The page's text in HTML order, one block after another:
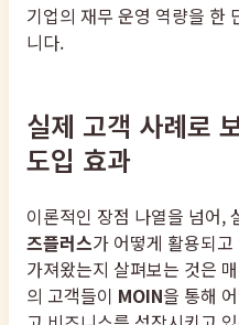
기업의 재무 운영 역량을 한
니다.
실제 고객 사례로
도입 효과
이론적인 장점 나열을 넘어,
즈플러스가 어떻게 활용되
가져왔는지 살펴보는 것은
의 고객들이 MOIN을 통해